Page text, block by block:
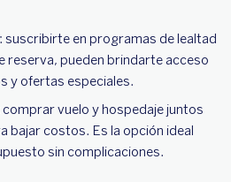
suscribirte en programas de lealtad
reserva, pueden brindarte acceso
y ofertas especiales.
vuelo y hospedaje juntos
bajar costos. Es la opción ideal
sin complicaciones.